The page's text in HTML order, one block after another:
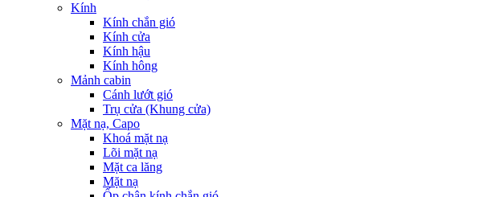
Kính
Kính chắn gió
Kính cửa
Kính hậu
Kính hông
Mảnh cabin
Cánh lướt gió
Trụ cửa (Khung cửa)
Mặt nạ, Capo
Khoá mặt nạ
Lõi mặt nạ
Mặt ca lăng
Mặt nạ